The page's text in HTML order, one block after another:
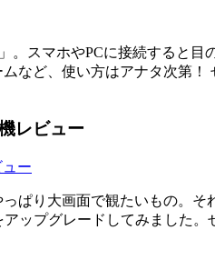
スマホやPCに接続すると
など、使い方はアナタ次第！
レビュー
ぱり大画面で観たいもの。
ップグレードしてみました。